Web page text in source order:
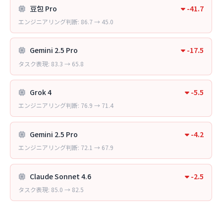
豆包 Pro -41.7
エンジニアリング判断: 86.7 → 45.0
Gemini 2.5 Pro -17.5
タスク表現: 83.3 → 65.8
Grok 4 -5.5
エンジニアリング判断: 76.9 → 71.4
Gemini 2.5 Pro -4.2
エンジニアリング判断: 72.1 → 67.9
Claude Sonnet 4.6 -2.5
タスク表現: 85.0 → 82.5